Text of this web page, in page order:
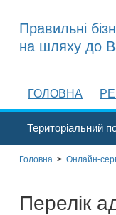
Правильні
на шляху до
ГОЛОВНА
Територіальний
Головна > Онлайн-
Перелік